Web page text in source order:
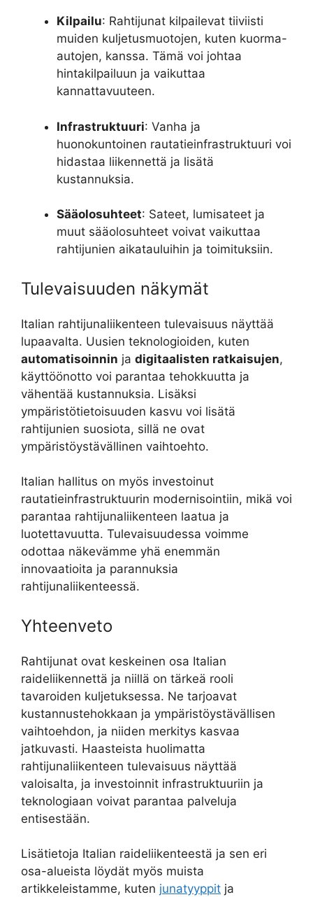
Kilpailu: Rahtijunat kilpailevat tiiviisti
muiden kuljetusmuotojen, kuten kuorma-
autojen, kanssa. Tämä voi johtaa
hintakilpailuun ja vaikuttaa
kannattavuuteen.
Infrastruktuuri: Vanha ja
huonokuntoinen rautatieinfrastruktuuri voi
hidastaa liikennettä ja lisätä
kustannuksia.
Sääolosuhteet: Sateet, lumisateet ja
muut sääolosuhteet voivat vaikuttaa
rahtijunien aikatauluihin ja toimituksiin.
Tulevaisuuden näkymät
Italian rahtijunaliikenteen tulevaisuus näyttää
lupaavalta. Uusien teknologioiden, kuten
automatisoinnin ja digitaalisten ratkaisujen,
käyttöönotto voi parantaa tehokkuutta ja
vähentää kustannuksia. Lisäksi
ympäristötietoisuuden kasvu voi lisätä
rahtijunien suosiota, sillä ne ovat
ympäristöystävällinen vaihtoehto.
Italian hallitus on myös investoinut
rautatieinfrastruktuurin modernisointiin, mikä voi
parantaa rahtijunaliikenteen laatua ja
luotettavuutta. Tulevaisuudessa voimme
odottaa näkevämme yhä enemmän
innovaatioita ja parannuksia
rahtijunaliikenteessä.
Yhteenveto
Rahtijunat ovat keskeinen osa Italian
raideliikennettä ja niillä on tärkeä rooli
tavaroiden kuljetuksessa. Ne tarjoavat
kustannustehokkaan ja ympäristöystävällisen
vaihtoehdon, ja niiden merkitys kasvaa
jatkuvasti. Haasteista huolimatta
rahtijunaliikenteen tulevaisuus näyttää
valoisalta, ja investoinnit infrastruktuuriin ja
teknologiaan voivat parantaa palveluja
entisestään.
Lisätietoja Italian raideliikenteestä ja sen eri
osa-alueista löydät myös muista
artikkeleistamme, kuten junatyyppit ja